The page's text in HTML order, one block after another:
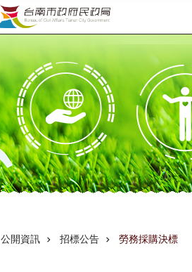
公開資訊 招標公告 勞務採購決標